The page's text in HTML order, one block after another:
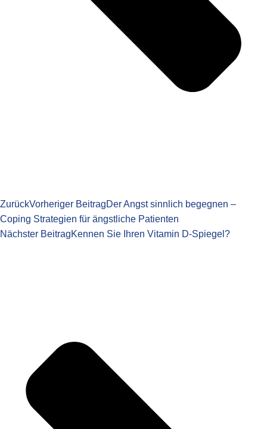
ZurückVorheriger BeitragDer Angst sinnlich begegnen –
Coping Strategien für ängstliche Patienten
Nächster BeitragKennen Sie Ihren Vitamin D-Spiegel?